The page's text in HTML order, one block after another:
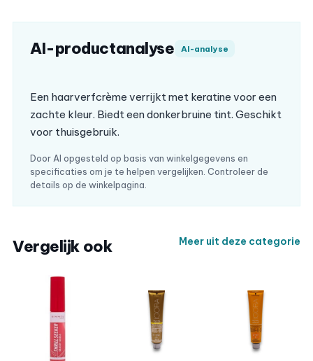
AI-productanalyse AI-analyse
Een haarverfcrème verrijkt met keratine voor een
zachte kleur. Biedt een donkerbruine tint. Geschikt
voor thuisgebruik.
Door AI opgesteld op basis van winkelgegevens en
specificaties om je te helpen vergelijken. Controleer de
details op de winkelpagina.
Vergelijk ook Meer uit deze categorie